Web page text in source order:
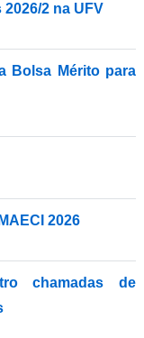
2 na UFV
Bolsa Mérito para
2026
chamadas de